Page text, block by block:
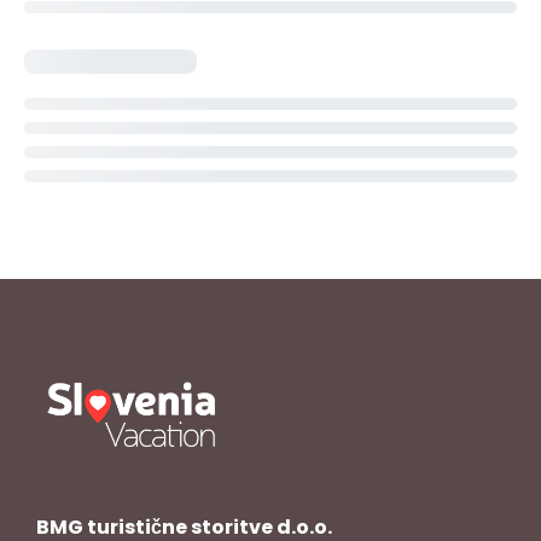
BMG turistične storitve d.o.o.